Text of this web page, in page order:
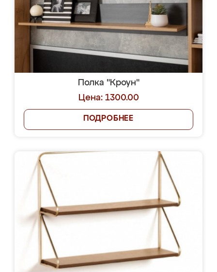
Полка "Кроун"
Цена: 1300.00
ПОДРОБНЕЕ